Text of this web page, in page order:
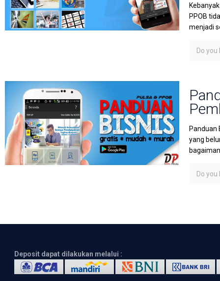
PPOB
menjadi
Do you
Panduan
yang
Do you
Deposit dapat dilakukan melalui :